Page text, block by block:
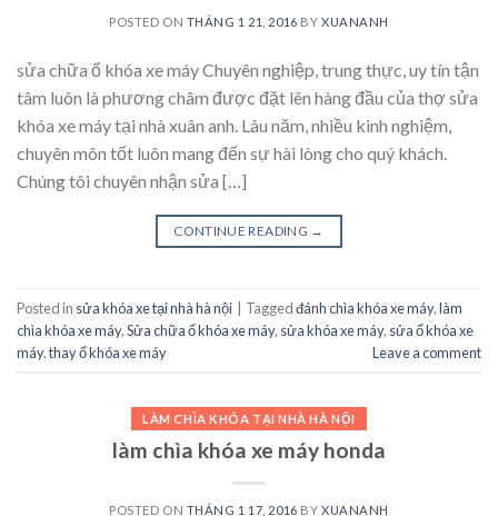
POSTED ON THÁNG 1 21, 2016 BY XUANANH
sửa chữa ổ khóa xe máy Chuyên nghiệp, trung thực, uy tín tận
tâm luôn là phương châm được đặt lên hàng đầu của thợ sửa
khóa xe máy tại nhà xuân anh. Lâu năm, nhiều kinh nghiệm,
chuyên môn tốt luôn mang đến sự hài lòng cho quý khách.
Chúng tôi chuyên nhận sửa […]
CONTINUE READING →
Posted in sửa khóa xe tại nhà hà nội Taggedđánh chìa khóa xe máy,làm
chìa khóa xe máy,Sửa chữa ổ khóa xe máy, sửa khóa xe máy, sửa ổ khóa xe
máy,thay ổ khóa xe máy Leave a comment
LÀM CHÌA KHÓA TẠI NHÀ HÀ NỘI
làm chìa khóa xe máy honda
POSTED ON THÁNG 1 17, 2016 BY XUANANH